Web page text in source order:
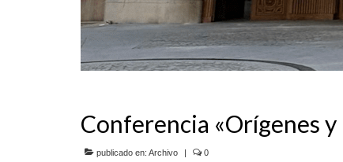
Conferencia «Orígenes y
publicado en: Archivo | 0